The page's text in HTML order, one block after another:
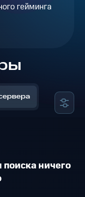
гейминга
ничего